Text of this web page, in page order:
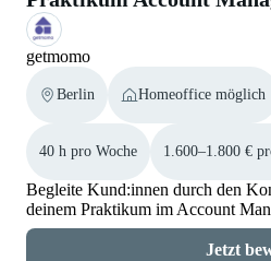
getmomo
Berlin Homeoffice möglich
40 h pro Woche 1.600–1.800 €
Begleite Kund:innen durch den
deinem Praktikum im Account
Jetzt